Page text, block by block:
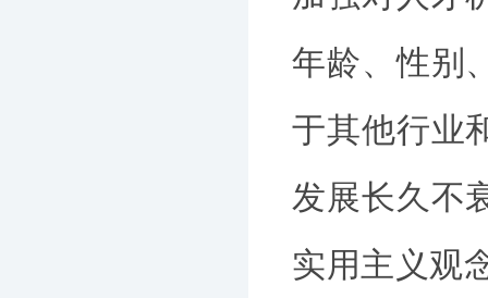
年龄、性别
于其他行业
发展长久不
实用主义观